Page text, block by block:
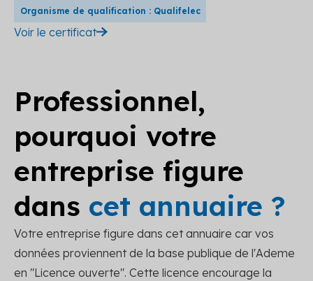
Organisme de qualification : Qualifelec
Voir le certificat
Professionnel,
pourquoi votre
entreprise figure
dans cet annuaire ?
Votre entreprise figure dans cet annuaire car vos
données proviennent de la base publique de l'Ademe
en "Licence ouverte". Cette licence encourage la